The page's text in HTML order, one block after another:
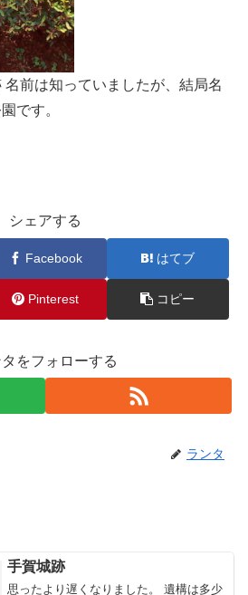
前は知っていましたが、結局名
です。
シェアする
Facebook はてブ
Pinterest コピー
をフォローする
ランタ
手賀城跡
思ったより遅くなりました。 遺構は多少